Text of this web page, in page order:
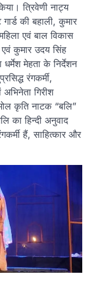
त्रिवेणी नाट्य
की बहाली, कुमार
एवं बाल विकास
एवं कुमार उदय सिंह
धर्मेश मेहता के निर्देशन
रंगकर्मी,
गिरीश
कृति नाटक “बलि”
का हिन्दी अनुवाद
हैं, साहित्कार और